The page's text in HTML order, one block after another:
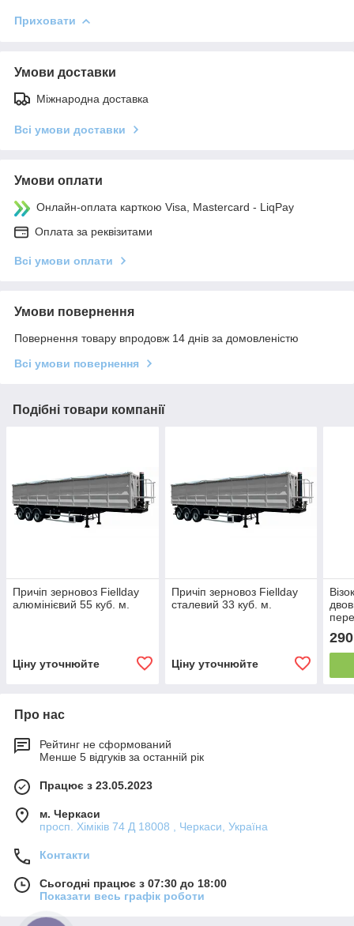
Приховати
Умови доставки
Міжнародна доставка
Всі умови доставки
Умови оплати
Онлайн-оплата карткою Visa, Mastercard - LiqPay
Оплата за реквізитами
Всі умови оплати
Умови повернення
Повернення товару впродовж 14 днів за домовленістю
Всі умови повернення
Подібні товари компанії
Причіп зерновоз Fiellday
алюмінієвий 55 куб. м.
Ціну уточнюйте
Причіп зерновоз Fiellday
сталевий 33 куб. м.
Ціну уточнюйте
Про нас
Рейтинг не сформований
Менше 5 відгуків за останній рік
Працює з 23.05.2023
м. Черкаси
просп. Хіміків 74 Д 18008 , Черкаси, Україна
Контакти
Сьогодні працює з 07:30 до 18:00
Показати весь графік роботи